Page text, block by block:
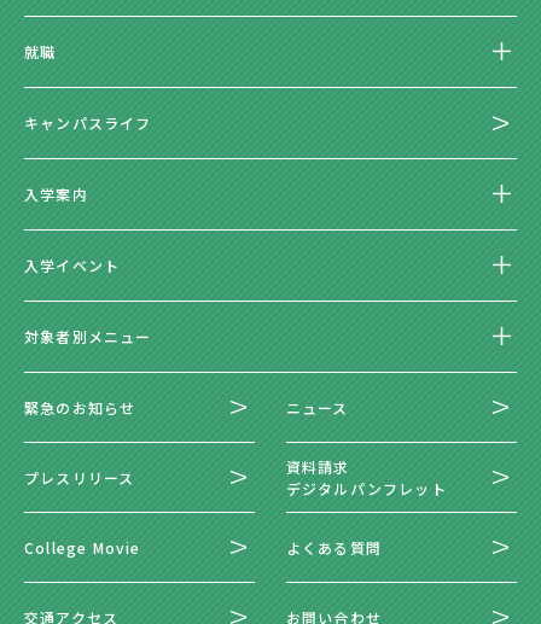
就職
キャンパスライフ
入学案内
入学イベント
対象者別メニュー
緊急のお知らせ ニュース
プレスリリース
資料請求
デジタルパンフレット
College Movie よくある質問
交通アクセス お問い合わせ